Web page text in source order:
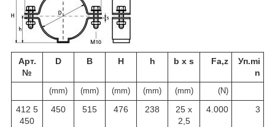
Арт.
№
D B H h b x s Fa,z
Уп.mi
n
(mm) (mm) (mm) (mm) (mm) (N)
412 5
450
450 515 476 238
25 x
2,5
4.000 3